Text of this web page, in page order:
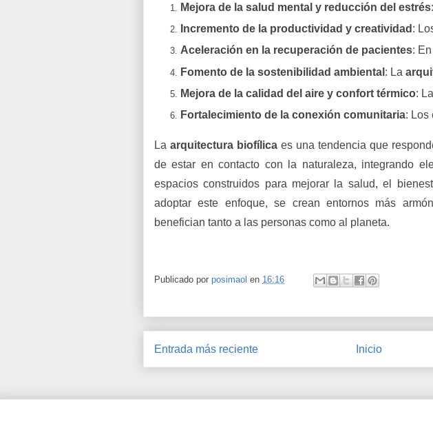
Mejora de la salud mental y reducción del estrés
Incremento de la productividad y creatividad :
Aceleración en la recuperación de pacientes:
Fomento de la sostenibilidad ambiental : La
Mejora de la calidad del aire y confort térmico:
Fortalecimiento de la conexión comunitaria: Los
La arquitectura biofílica es una tendencia que
de estar en contacto con la naturaleza, integrando
espacios construidos para mejorar la salud, el
adoptar este enfoque, se crean entornos más
benefician tanto a las personas como al planeta.
Publicado por posimaol en 16:16
Entrada más reciente Inicio